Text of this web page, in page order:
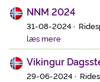
NNM 2024
31-08-2024 ·
læs mere
Vikingur
29-06-2024 ·